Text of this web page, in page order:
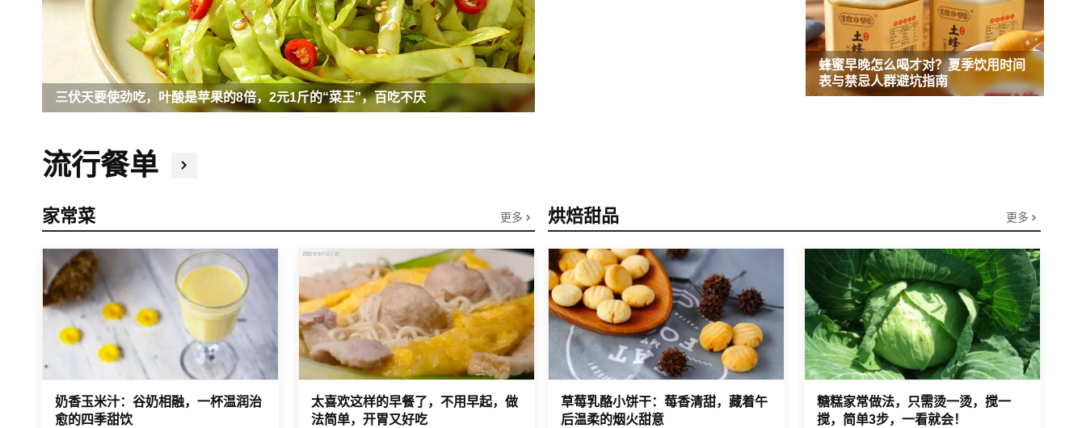
三伏天要使劲吃，叶酸是苹果的8倍，2元1斤的“菜王”，百吃不厌
蜂蜜早晚怎么喝才对？夏季饮用时间
表与禁忌人群避坑指南
流行餐单
家常菜 更多
奶香玉米汁：谷奶相融，一杯温润治
愈的四季甜饮
太喜欢这样的早餐了，不用早起，做
法简单，开胃又好吃
烘焙甜品 更多
草莓乳酪小饼干：莓香清甜，藏着午
后温柔的烟火甜意
糖糕家常做法，只需烫一烫，搅一
搅，简单3步，一看就会！